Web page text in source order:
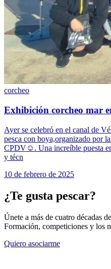
corcheo
Exhibición corcheo mar
Ayer se celebró en el canal de
pesca con boya,organizado por
CPDV☺️. Una increíble puesta
y técn
10 de febrero de 2025
¿Te gusta pescar?
Únete a más de cuatro décadas
Formación, competiciones y los
Quiero asociarme